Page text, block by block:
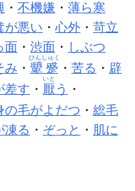
・ 不機嫌 ・ 薄ら寒
が悪い ・心外 ・ 苛立
面 ・ 渋面 ・ しぶつ
み ・ 顰蹙
ひんしゅく
・ 苦る ・ 辟
差す ・ 厭
いと
う ・
の毛がよだつ ・ 総毛
凍る ・ ぞっと ・ 肌に